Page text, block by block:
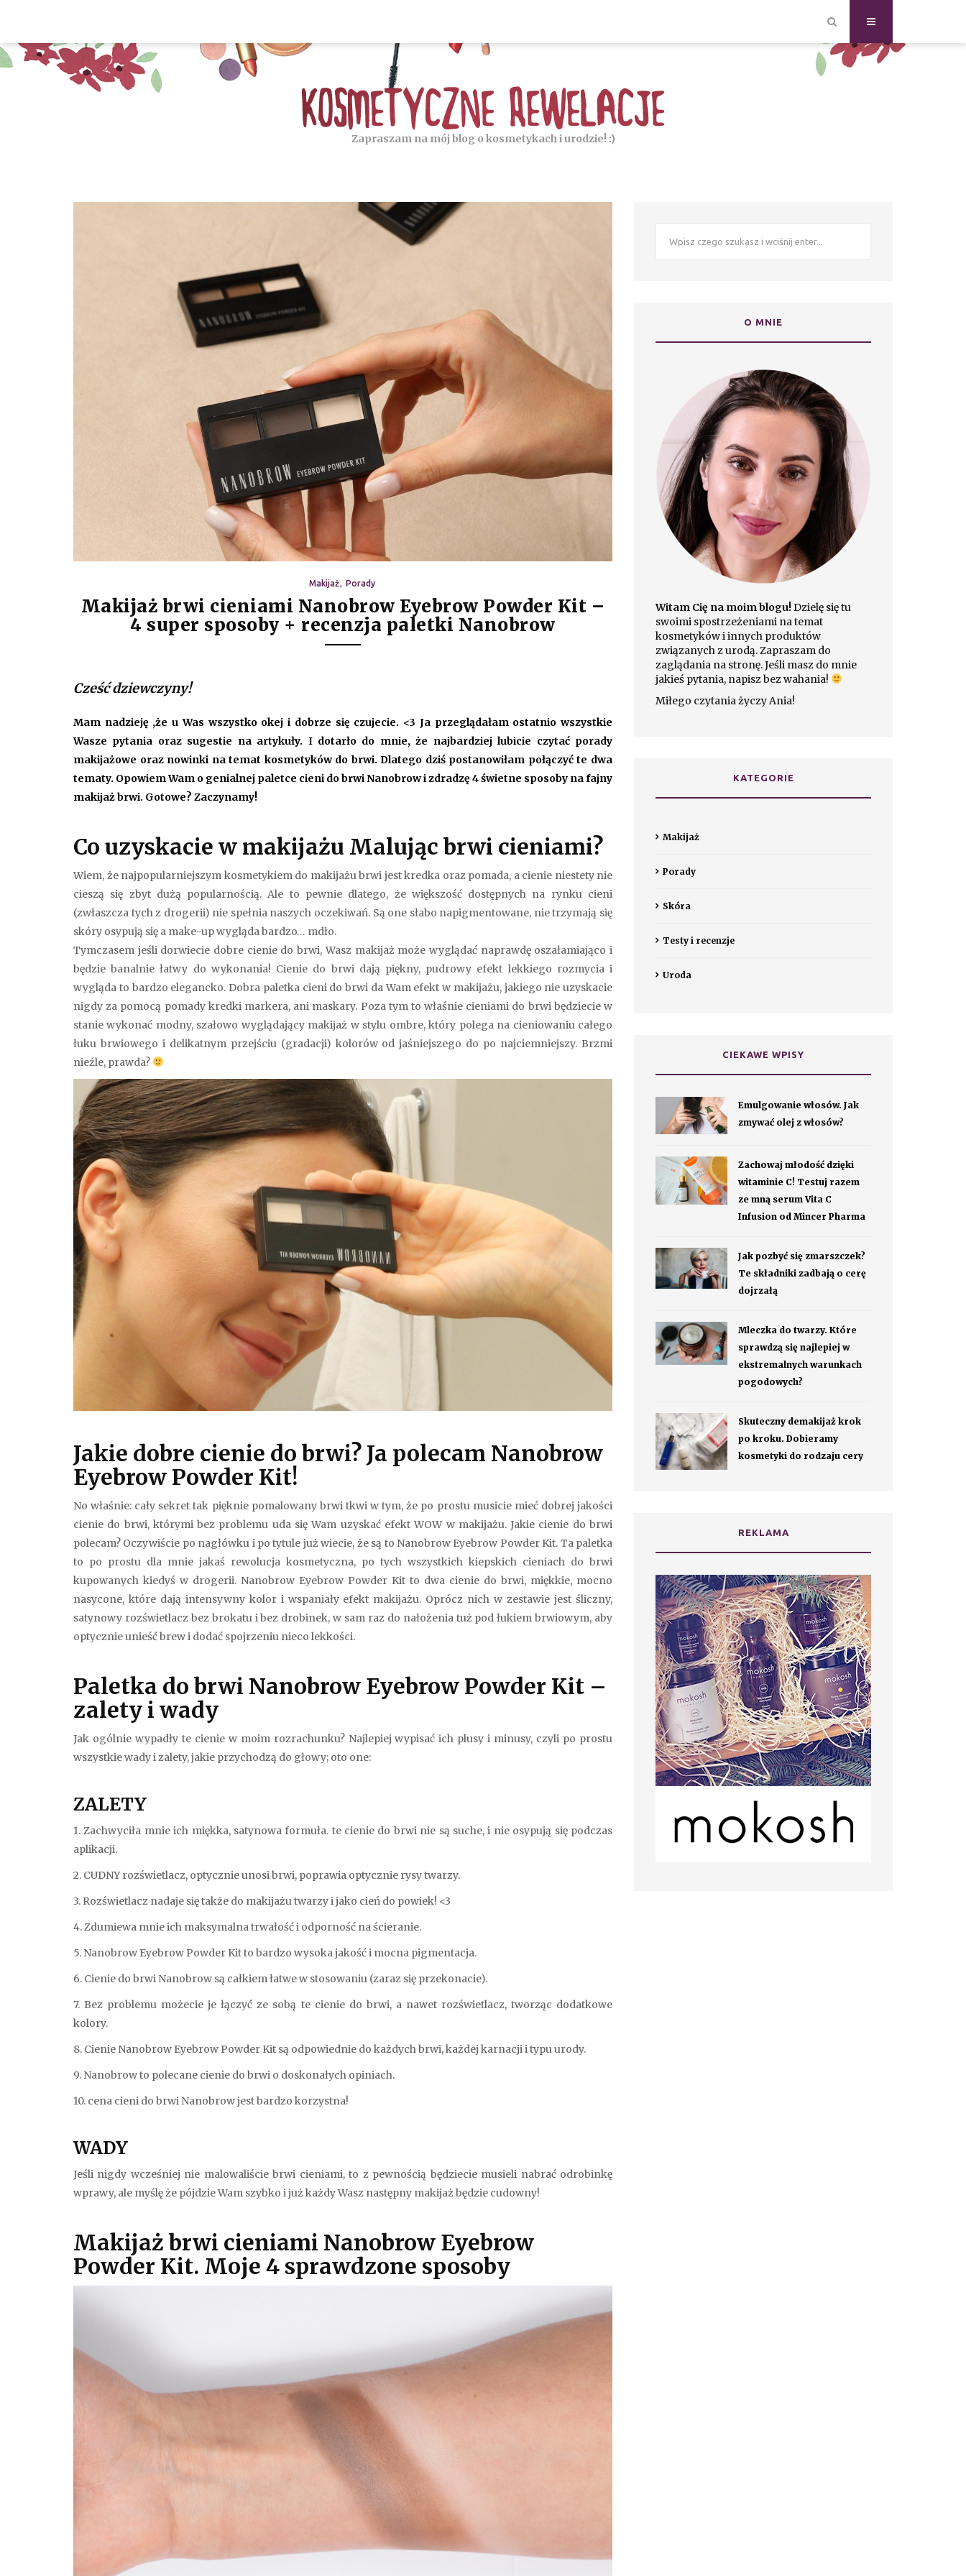
Zapraszam na mój blog o kosmetykach i urodzie! :)
Makijaż Porady
Makijaż brwi cieniami Nanobrow Eyebrow Powder Kit –
4 super sposoby + recenzja paletki Nanobrow
Cześć dziewczyny!
Mam nadzieję ,że u Was wszystko okej i dobrze się czujecie. <3 Ja przeglądałam ostatnio wszystkie
Wasze pytania oraz sugestie na artykuły. I dotarło do mnie, że najbardziej lubicie czytać porady
makijażowe oraz nowinki na temat kosmetyków do brwi. Dlatego dziś postanowiłam połączyć te dwa
tematy. Opowiem Wam o genialnej paletce cieni do brwi Nanobrow i zdradzę 4 świetne sposoby na fajny
makijaż brwi. Gotowe? Zaczynamy!
Co uzyskacie w makijażu Malując brwi cieniami?
Wiem, że najpopularniejszym kosmetykiem do makijażu brwi jest kredka oraz pomada, a cienie niestety nie
cieszą się zbyt dużą popularnością. Ale to pewnie dlatego, że większość dostępnych na rynku cieni
(zwłaszcza tych z drogerii) nie spełnia naszych oczekiwań. Są one słabo napigmentowane, nie trzymają się
skóry osypują się a make-up wygląda bardzo… mdło.
Tymczasem jeśli dorwiecie dobre cienie do brwi, Wasz makijaż może wyglądać naprawdę oszałamiająco i
będzie banalnie łatwy do wykonania! Cienie do brwi dają piękny, pudrowy efekt lekkiego rozmycia i
wygląda to bardzo elegancko. Dobra paletka cieni do brwi da Wam efekt w makijażu, jakiego nie uzyskacie
nigdy za pomocą pomady kredki markera, ani maskary. Poza tym to właśnie cieniami do brwi będziecie w
stanie wykonać modny, szałowo wyglądający makijaż w stylu ombre, który polega na cieniowaniu całego
łuku brwiowego i delikatnym przejściu (gradacji) kolorów od jaśniejszego do po najciemniejszy. Brzmi
nieźle, prawda?
Jakie dobre cienie do brwi? Ja polecam Nanobrow
Eyebrow Powder Kit!
No właśnie: cały sekret tak pięknie pomalowany brwi tkwi w tym, że po prostu musicie mieć dobrej jakości
cienie do brwi, którymi bez problemu uda się Wam uzyskać efekt WOW w makijażu. Jakie cienie do brwi
polecam? Oczywiście po nagłówku i po tytule już wiecie, że są to Nanobrow Eyebrow Powder Kit. Ta paletka
to po prostu dla mnie jakaś rewolucja kosmetyczna, po tych wszystkich kiepskich cieniach do brwi
kupowanych kiedyś w drogerii. Nanobrow Eyebrow Powder Kit to dwa cienie do brwi, miękkie, mocno
nasycone, które dają intensywny kolor i wspaniały efekt makijażu. Oprócz nich w zestawie jest śliczny,
satynowy rozświetlacz bez brokatu i bez drobinek, w sam raz do nałożenia tuż pod łukiem brwiowym, aby
optycznie unieść brew i dodać spojrzeniu nieco lekkości.
Paletka do brwi Nanobrow Eyebrow Powder Kit –
zalety i wady
Jak ogólnie wypadły te cienie w moim rozrachunku? Najlepiej wypisać ich plusy i minusy, czyli po prostu
wszystkie wady i zalety, jakie przychodzą do głowy; oto one:
ZALETY
1. Zachwyciła mnie ich miękka, satynowa formuła. te cienie do brwi nie są suche, i nie osypują się podczas
aplikacji.
2. CUDNY rozświetlacz, optycznie unosi brwi, poprawia optycznie rysy twarzy.
3. Rozświetlacz nadaje się także do makijażu twarzy i jako cień do powiek! <3
4. Zdumiewa mnie ich maksymalna trwałość i odporność na ścieranie.
5. Nanobrow Eyebrow Powder Kit to bardzo wysoka jakość i mocna pigmentacja.
6. Cienie do brwi Nanobrow są całkiem łatwe w stosowaniu (zaraz się przekonacie).
7. Bez problemu możecie je łączyć ze sobą te cienie do brwi, a nawet rozświetlacz, tworząc dodatkowe
kolory.
8. Cienie Nanobrow Eyebrow Powder Kit są odpowiednie do każdych brwi, każdej karnacji i typu urody.
9. Nanobrow to polecane cienie do brwi o doskonałych opiniach.
10. cena cieni do brwi Nanobrow jest bardzo korzystna!
WADY
Jeśli nigdy wcześniej nie malowaliście brwi cieniami, to z pewnością będziecie musieli nabrać odrobinkę
wprawy, ale myślę że pójdzie Wam szybko i już każdy Wasz następny makijaż będzie cudowny!
Makijaż brwi cieniami Nanobrow Eyebrow
Powder Kit. Moje 4 sprawdzone sposoby
O MNIE
Witam Cię na moim blogu!Dzielę się tu
swoimi spostrzeżeniami na temat
kosmetyków i innych produktów
związanych z urodą. Zapraszam do
zaglądania na stronę. Jeśli masz do mnie
jakieś pytania, napisz bez wahania!
Miłego czytania życzy Ania!
KATEGORIE
Makijaż
Porady
Skóra
Testy i recenzje
Uroda
CIEKAWE WPISY
Emulgowanie włosów. Jak
zmywać olej z włosów?
Zachowaj młodość dzięki
witaminie C! Testuj razem
ze mną serum Vita C
Infusion od Mincer Pharma
Jak pozbyć się zmarszczek?
Te składniki zadbają o cerę
dojrzałą
Mleczka do twarzy. Które
sprawdzą się najlepiej w
ekstremalnych warunkach
pogodowych?
Skuteczny demakijaż krok
po kroku. Dobieramy
kosmetyki do rodzaju cery
REKLAMA